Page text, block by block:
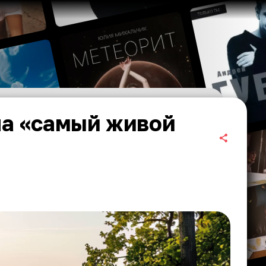
«самый живой